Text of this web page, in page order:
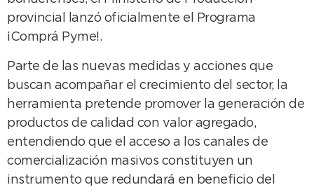
provincial lanzó oficialmente el Programa
¡Comprá Pyme!.
Parte de las nuevas medidas y acciones que
buscan acompañar el crecimiento del sector, la
herramienta pretende promover la generación de
productos de calidad con valor agregado,
entendiendo que el acceso a los canales de
comercialización masivos constituyen un
instrumento que redundará en beneficio del